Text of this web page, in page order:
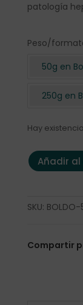
patología
Peso/
50g en
250g en
Hay
Boldo 500
Añadir
SKU:
Compartir